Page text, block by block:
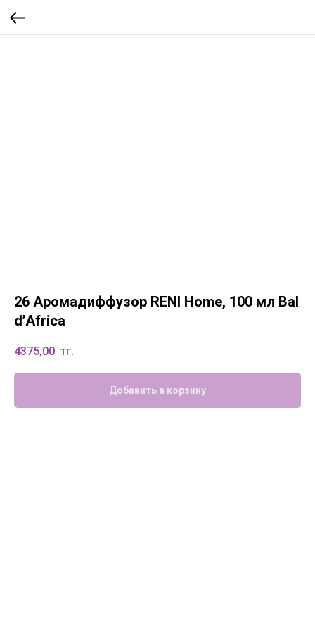
26 Аромадиффузор RENI Home, 100 мл Bal
d’Afriсa
4375,00 тг.
Добавить в корзину